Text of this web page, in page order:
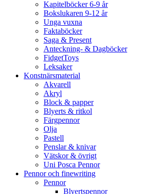
Kapitelböcker 6-9 år
Bokslukaren 9-12 år
Unga vuxna
Faktaböcker
Saga & Present
Anteckning- & Dagböcker
FidgetToys
Leksaker
Konstnärsmaterial
Akvarell
Akryl
Block & papper
Blyerts & ritkol
Färgpennor
Olja
Pastell
Penslar & knivar
Vätskor & övrigt
Uni Posca Pennor
Pennor och finewriting
Pennor
Blyertspennor